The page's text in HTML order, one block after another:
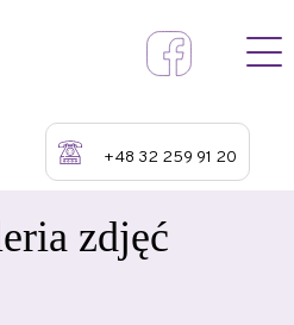
+48 32 259 91 20
zdjęć